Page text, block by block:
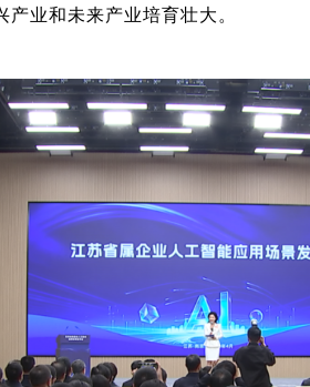
业和未来产业培育壮大。